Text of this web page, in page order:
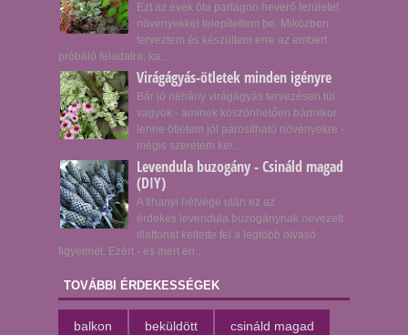
Ezt az évek óta parlagon heverő területet
növényekkel telepítettem be. Miközben
terveztem és készültem erre az embert
próbáló feladatra, ka...
Virágágyás-ötletek minden igényre
Bár jó néhány virágágyás tervezésen túl
vagyok - aminek köszönhetően bármikor
lenne ötletem jól párosítható növényekre -
mégis szeretem ker...
Levendula buzogány - Csináld magad
(DIY)
A tihanyi hétvége után ez az
érdekes levendula buzogánynak nevezett
illatfonat keltette fel a legtöbb olvasó
figyelmét. Ezért - és mert en...
TOVÁBBI ÉRDEKESSÉGEK
balkon beküldött csináld magad